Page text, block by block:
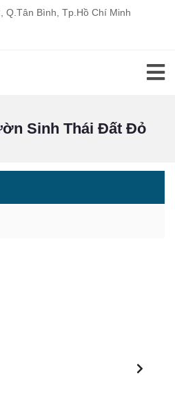
Q.Tân Bình, Tp.Hồ Chí Minh
Sinh Thái Đất Đỏ